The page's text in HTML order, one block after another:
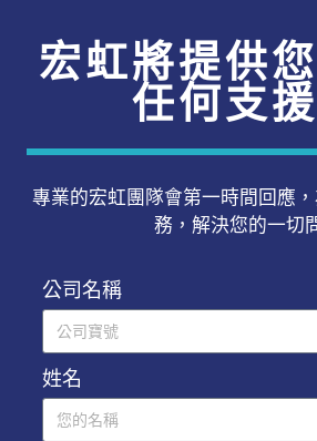
宏虹將提供
任何支
專業的宏虹團隊會第一時間回應
務，解決您的一切
公司名稱
姓名